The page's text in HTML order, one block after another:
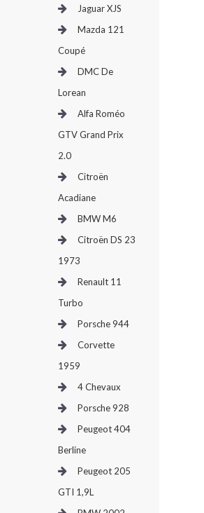
Jaguar XJS
Mazda 121
Coupé
DMC De
Lorean
Alfa Roméo
GTV Grand Prix
2.0
Citroën
Acadiane
BMW M6
Citroën DS 23
1973
Renault 11
Turbo
Porsche 944
Corvette
1959
4 Chevaux
Porsche 928
Peugeot 404
Berline
Peugeot 205
GTI 1,9L